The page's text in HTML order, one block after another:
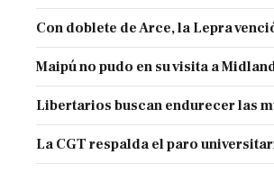
Con doblete de Arce, la Lepra
Maipú no pudo en su visita a
Libertarios buscan endurecer las
La CGT respalda el paro